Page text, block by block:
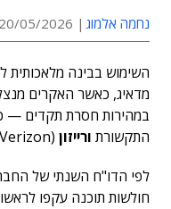
נחמה אלמוג 20/05/2026 14:59
השימוש בבינה מלאכותית
במהירות חסרת תקדים —
התקשורת ורייזון (Verizon).
לפי הדו"ח השנתי של
חולשות תוכנה עקפו